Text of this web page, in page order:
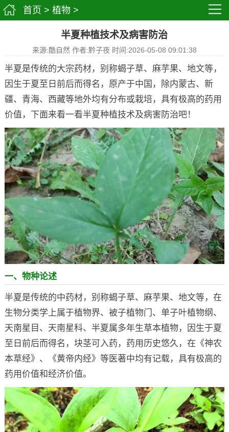
首页 > 植物 >
半夏种植技术及病害防治
来源:酷自然 作者:黔子夜 时间:2026-05-08 09:01:38
半夏是传统的大宗药材，别称蝎子草、麻芋果、地文等，
因生于夏至日前后而得名，原产于中国，除内蒙古、新
疆、青海、西藏等地外均有分布或栽培，具有极高的药用
价值，下面来看一看半夏种植技术及病害防治吧！
一、物种论述
半夏是传统的中药材，别称蝎子草、麻芋果、地文等，在
生物分类学上属于植物界、被子植物门、单子叶植物纲、
天南星目、天南星科、半夏属多年生草本植物，因生于夏
至日前后而得名，块茎可入药，药用历史悠久，在《神农
本草经》、《黄帝内经》等医著中均有记载，具有极高的
药用价值和经济价值。